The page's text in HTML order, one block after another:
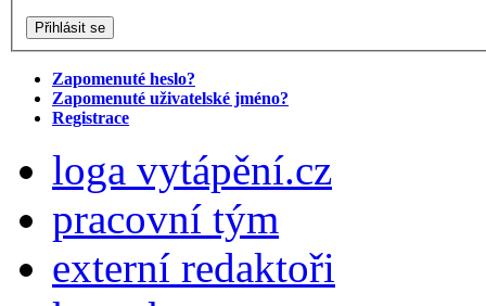
Zapomenuté heslo?
Zapomenuté uživatelské jméno?
Registrace
loga vytápění.cz
pracovní tým
externí redaktoři